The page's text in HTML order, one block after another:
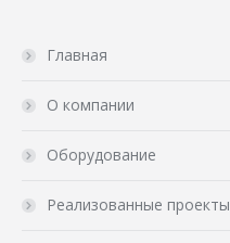
Главная
О компании
Оборудование
Реализованные проекты